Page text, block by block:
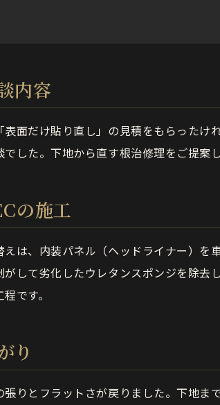
内容
表面だけ貼り直し」の見積をもらったけ
でした。下地から直す根治修理をご提案
の施工
えは、内装パネル（ヘッドライナー）を
がして劣化したウレタンスポンジを除去
です。
り
張りとフラットさが戻りました。下地ま